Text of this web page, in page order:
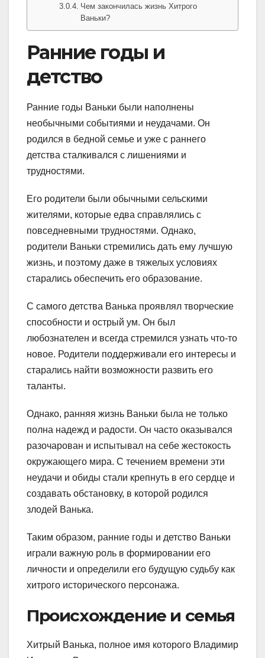
Чем закончилась жизнь Хитрого
Ваньки?
Ранние годы и
детство
Ранние годы Ваньки были наполнены
необычными событиями и неудачами. Он
родился в бедной семье и уже с раннего
детства сталкивался с лишениями и
трудностями.
Его родители были обычными сельскими
жителями, которые едва справлялись с
повседневными трудностями. Однако,
родители Ваньки стремились дать ему лучшую
жизнь, и поэтому даже в тяжелых условиях
старались обеспечить его образование.
С самого детства Ванька проявлял творческие
способности и острый ум. Он был
любознателен и всегда стремился узнать что-то
новое. Родители поддерживали его интересы и
старались найти возможности развить его
таланты.
Однако, ранняя жизнь Ваньки была не только
полна надежд и радости. Он часто оказывался
разочарован и испытывал на себе жестокость
окружающего мира. С течением времени эти
неудачи и обиды стали крепнуть в его сердце и
создавать обстановку, в которой родился
злодей Ванька.
Таким образом, ранние годы и детство Ваньки
играли важную роль в формировании его
личности и определили его будущую судьбу как
хитрого исторического персонажа.
Происхождение и семья
Хитрый Ванька, полное имя которого Владимир